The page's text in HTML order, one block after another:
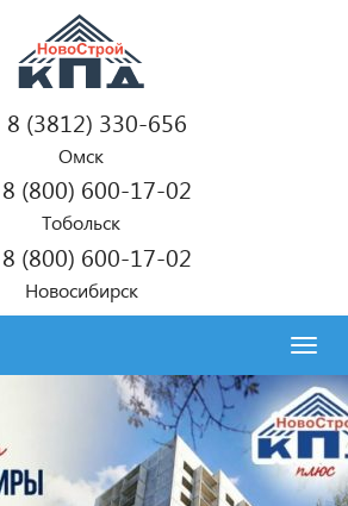
8 (3812) 330-656
Омск
8 (800) 600-17-02
Тобольск
8 (800) 600-17-02
Новосибирск